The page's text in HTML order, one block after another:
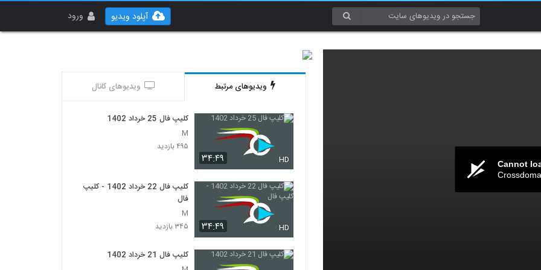
ورود آپلود ویدیو
Cannot
ویدیوهای مرتبط ویدیوهای کانال
۳۴:۴۹ HD
کلیپ فال 25 خرداد 1402
M
۴۹۵ بازدید
۳۴:۴۹ HD
کلیپ فال 22 خرداد 1402 - کلیپ
فال
M
۳۴۵ بازدید
کلیپ فال 21 خرداد 1402